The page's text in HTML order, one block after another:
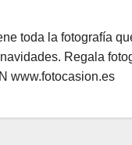
toda la fotografía
Regala
www.fotocasion.es